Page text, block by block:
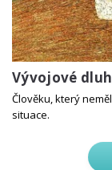
Vývojové
Člověku, který
situace.